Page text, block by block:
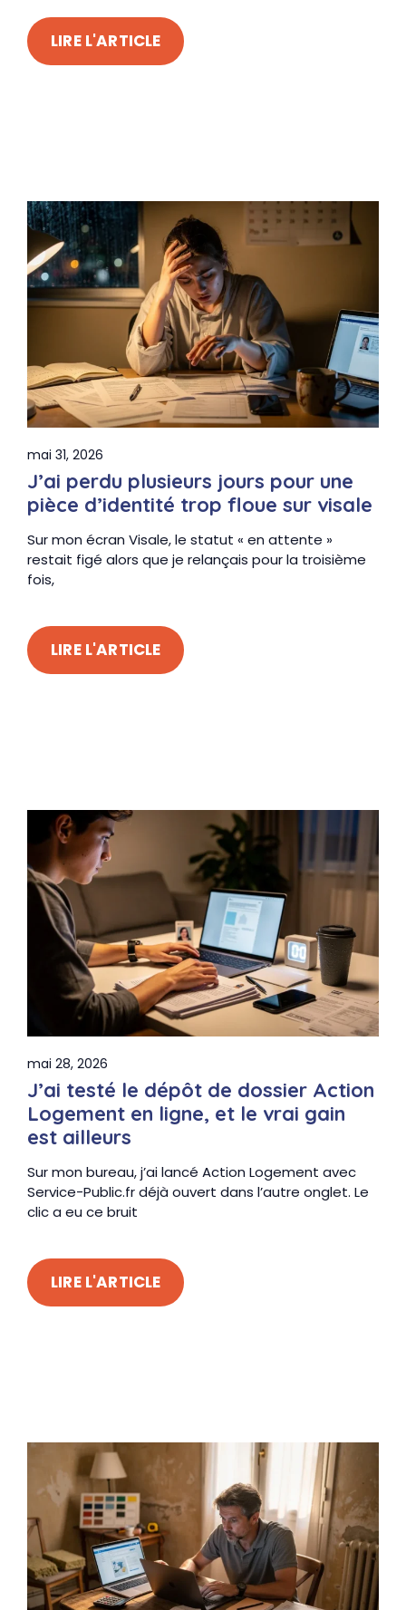
LIRE L'ARTICLE
mai 31, 2026
J’ai perdu plusieurs jours pour une
pièce d’identité trop floue sur visale
Sur mon écran Visale, le statut « en attente »
restait figé alors que je relançais pour la troisième
fois,
LIRE L'ARTICLE
mai 28, 2026
J’ai testé le dépôt de dossier Action
Logement en ligne, et le vrai gain
est ailleurs
Sur mon bureau, j’ai lancé Action Logement avec
Service-Public.fr déjà ouvert dans l’autre onglet. Le
clic a eu ce bruit
LIRE L'ARTICLE